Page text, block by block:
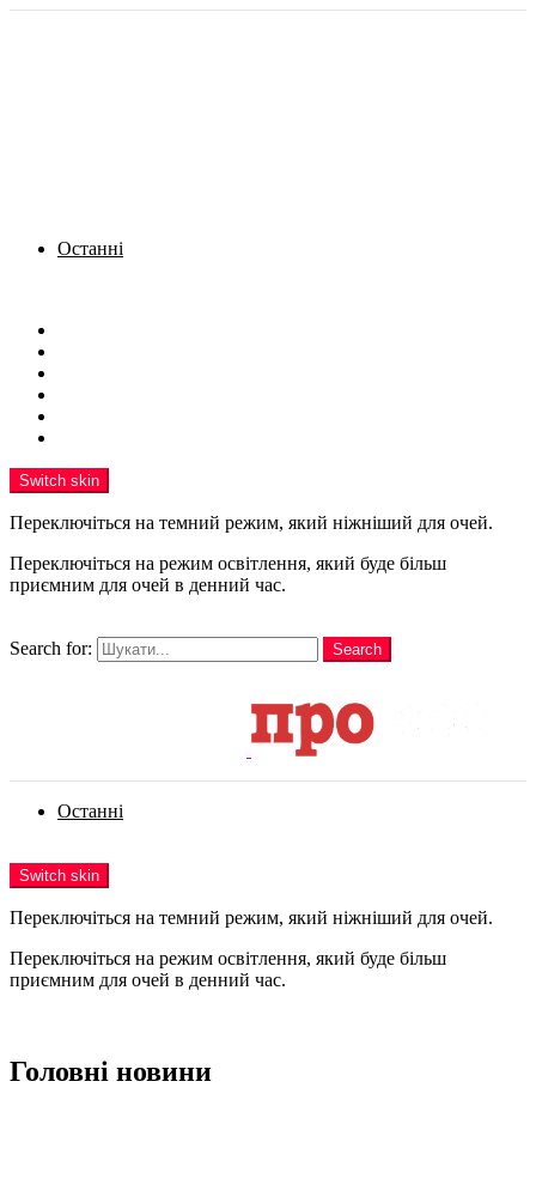
Останні
Switch skin
Переключіться на темний режим, який ніжніший для очей.
Переключіться на режим освітлення, який буде більш
приємним для очей в денний час.
Search for:
Search
Останні
Switch skin
Переключіться на темний режим, який ніжніший для очей.
Переключіться на режим освітлення, який буде більш
приємним для очей в денний час.
Головні новини